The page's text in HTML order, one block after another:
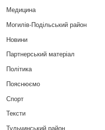
Медицина
Могилів-Подільський район
Новини
Партнерський матеріал
Політика
Пояснюємо
Спорт
Тексти
Тульчинський район